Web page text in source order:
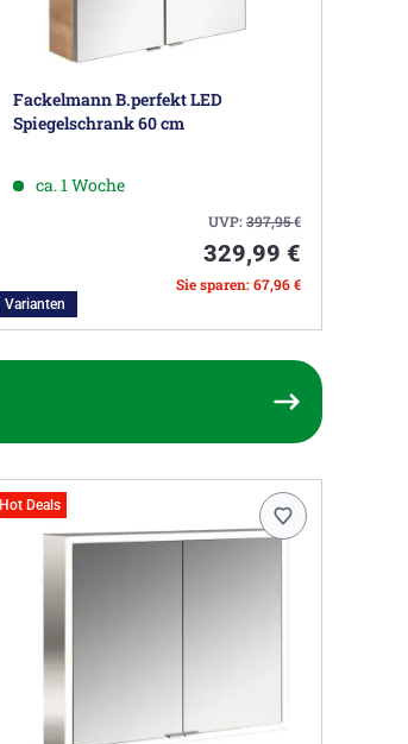
Fackelmann B.perfekt LED
Spiegelschrank 60 cm
ca. 1 Woche
UVP:397,95€
329,99 €
Sie sparen: 67,96 €
Varianten
Hot Deals